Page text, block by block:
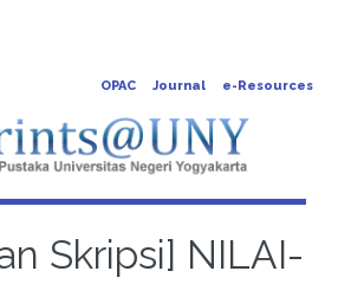
OPAC Journal e-Resources
Skripsi] NILAI-